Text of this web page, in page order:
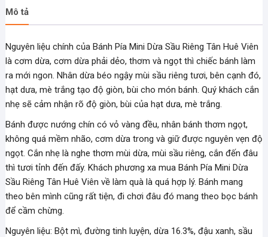
Mô tả
Nguyên liệu chính của Bánh Pía Mini Dừa Sầu Riêng Tân Huê Viên
là cơm dừa, cơm dừa phải dẻo, thơm và ngọt thì chiếc bánh làm
ra mới ngon. Nhân dừa béo ngậy mùi sầu riêng tươi, bên cạnh đó,
hạt dưa, mè trắng tạo độ giòn, bùi cho món bánh. Quý khách cắn
nhẹ sẽ cảm nhận rõ độ giòn, bùi của hạt dưa, mè trắng.
Bánh được nướng chín có vỏ vàng đều, nhân bánh thơm ngọt,
không quá mềm nhão, cơm dừa trong và giữ được nguyên vẹn độ
ngọt. Cắn nhẹ là nghe thơm mùi dừa, mùi sầu riêng, cắn đến đâu
thì tươi tỉnh đến đấy. Khách phương xa mua Bánh Pía Mini Dừa
Sầu Riêng Tân Huê Viên về làm quà là quá hợp lý. Bánh mang
theo bên mình cũng rất tiện, đi chơi đâu đó mang theo bọc bánh
để cầm chừng.
Nguyên liệu: Bột mì, đường tinh luyện, dừa 16.3%, đậu xanh, sầu